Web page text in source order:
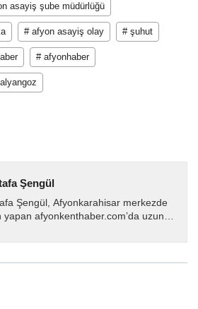
asayiş şube müdürlüğü
# afyon asayiş olay # şuhut
# afyonhaber
Şengül
Şengül, Afyonkarahisar merkezde
yapan afyonkenthaber.com’da uzun
haber akışı...